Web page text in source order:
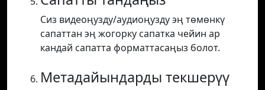
Сиз видеоңузду/аудиоңузду эң төмөнкү
сапаттан эң жогорку сапатка чейин ар
кандай сапатта форматтасаңыз болот.
Метадайындарды текшерүү